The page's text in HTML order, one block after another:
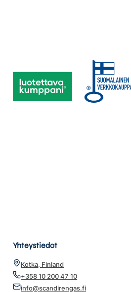
Yhteystiedot
Kotka, Finland
+358 10 200 47 10
info@scandirengas.fi